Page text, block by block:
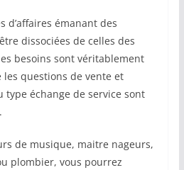
d’affaires émanant des
dissociées de celles des
besoins sont véritablement
questions de vente et
type échange de service sont
de musique, maitre nageurs,
plombier, vous pourrez